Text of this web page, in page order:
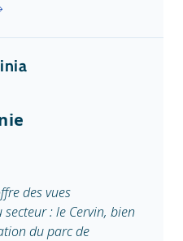
des vues
: le Cervin, bien
du parc de